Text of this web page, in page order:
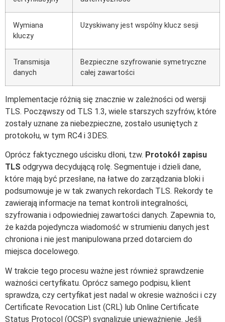
Wymiana
kluczy
Uzyskiwany jest wspólny klucz sesji
Transmisja
danych
Bezpieczne szyfrowanie symetryczne
całej zawartości
Implementacje różnią się znacznie w zależności od wersji
TLS. Począwszy od TLS 1.3, wiele starszych szyfrów, które
zostały uznane za niebezpieczne, zostało usuniętych z
protokołu, w tym RC4 i 3DES.
Oprócz faktycznego uścisku dłoni, tzw. Protokół zapisu
TLS odgrywa decydującą rolę. Segmentuje i dzieli dane,
które mają być przesłane, na łatwe do zarządzania bloki i
podsumowuje je w tak zwanych rekordach TLS. Rekordy te
zawierają informacje na temat kontroli integralności,
szyfrowania i odpowiedniej zawartości danych. Zapewnia to,
że każda pojedyncza wiadomość w strumieniu danych jest
chroniona i nie jest manipulowana przed dotarciem do
miejsca docelowego.
W trakcie tego procesu ważne jest również sprawdzenie
ważności certyfikatu. Oprócz samego podpisu, klient
sprawdza, czy certyfikat jest nadal w okresie ważności i czy
Certificate Revocation List (CRL) lub Online Certificate
Status Protocol (OCSP) sygnalizuje unieważnienie. Jeśli